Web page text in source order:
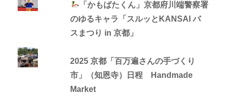
「かもばたくん」京都府川端警察署
のゆるキャラ「スルッとKANSAI バ
スまつり in 京都」
2025 京都「百万遍さんの手づくり
市」（知恩寺）日程 Handmade
Market